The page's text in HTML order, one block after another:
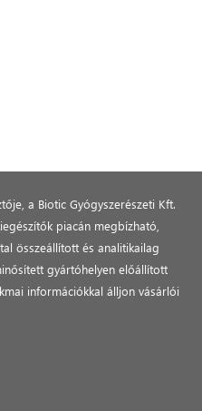
a Biotic Gyógyszerészeti Kft.
piacán megbízható,
összeállított és analitikailag
gyártóhelyen előállított
információkkal álljon vásárlói